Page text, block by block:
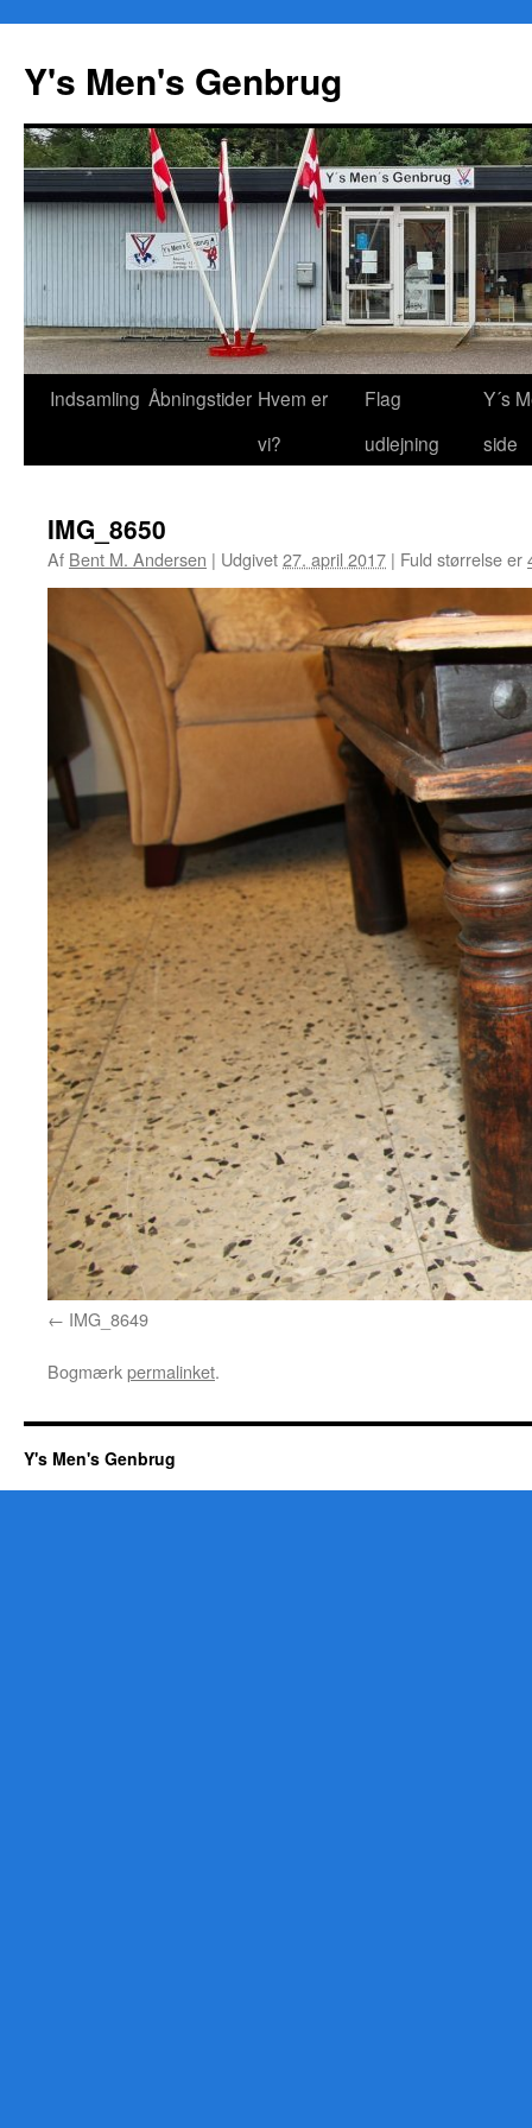
Y's Men's Genbrug
Hop
Indsamling Åbningstider Hvem er
vi?
Flag
udlejning
Y´s
side
IMG_8650
Af Bent M. Andersen | Udgivet27. april 2017 | Fuld størrelse er
IMG_8649
Bogmærkpermalinket.
Y's Men's Genbrug